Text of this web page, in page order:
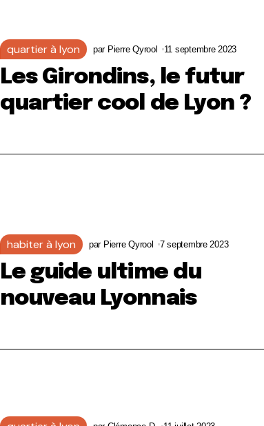
quartier à lyon par Pierre Qyrool 11 septembre 2023
Les Girondins, le futur
quartier cool de Lyon ?
habiter à lyon par Pierre Qyrool 7 septembre 2023
Le guide ultime du
nouveau Lyonnais